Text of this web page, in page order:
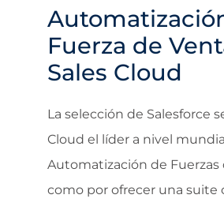
Fuerza de
Sales Cloud
La selección de Salesforce
Cloud el líder a nivel
Automatización de Fuerzas
como por ofrecer una suite